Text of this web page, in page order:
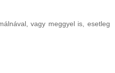
vagy meggyel is, esetleg